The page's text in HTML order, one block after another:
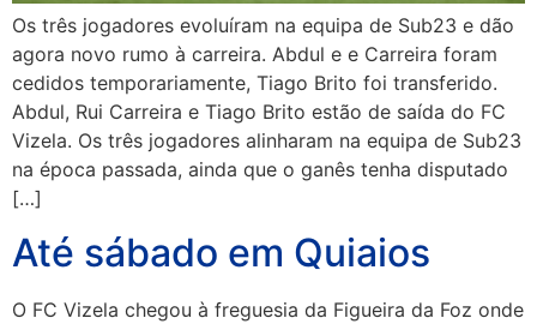
Os três jogadores evoluíram na equipa de Sub23 e dão
agora novo rumo à carreira. Abdul e e Carreira foram
cedidos temporariamente, Tiago Brito foi transferido.
Abdul, Rui Carreira e Tiago Brito estão de saída do FC
Vizela. Os três jogadores alinharam na equipa de Sub23
na época passada, ainda que o ganês tenha disputado
[…]
Até sábado em Quiaios
O FC Vizela chegou à freguesia da Figueira da Foz onde